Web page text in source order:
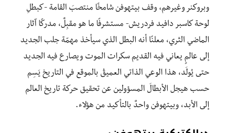
وبروكنر وغيرهم، وقف بيتهوفن شامخًا منتصبَ القامة -كبطلِ
لوحة كاسبر دافيد فردريش- مستشرفًا ما هو مقبِلٌ، مدركًا آثار
الماضي الثري، معلنًا أنه البطل الذي سيأخذ مهمّة جلب الجديد
إلى عالمٍ يعاني فيه القديم سكرات الموت ويصارع فيه الجديد
حتى يُولَد، هذا الوعي الذاتي العميقُ بالموقع في التاريخ يَسِم
حسب هيجل الأبطالَ المسؤولين عن تحقيق حركة تاريخ العالم
إلى الأبد، وبيتهوفن واحدٌ بالتأكيد من هؤلاء.